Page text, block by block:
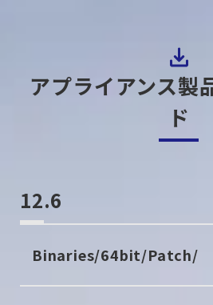
アプライアンス製
ド
12.6
Binaries/64bit/Patch/